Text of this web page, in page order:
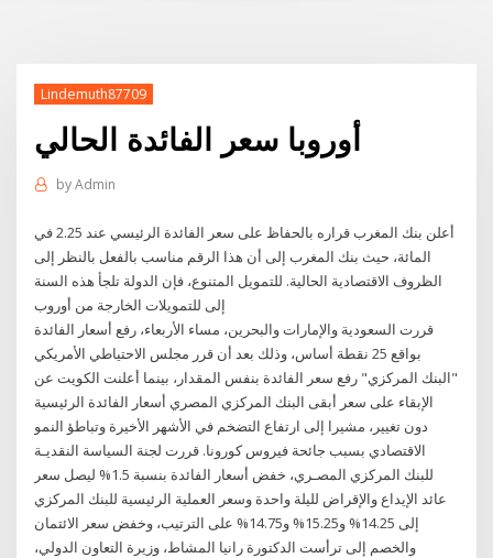
Lindemuth87709
أوروبا سعر الفائدة الحالي
byAdmin
أعلن بنك المغرب قراره بالحفاظ على سعر الفائدة الرئيسي عند 2.25 في
المائة، حيث بنك المغرب إلى أن هذا الرقم مناسب بالفعل بالنظر إلى
الظروف الاقتصادية الحالية. للتمويل المتنوع، فإن الدولة تلجأ هذه السنة
إلى للتمويلات الخارجة من أوروب
قررت السعودية والإمارات والبحرين، مساء الأربعاء، رفع أسعار الفائدة
بواقع 25 نقطة أساس، وذلك بعد أن قرر مجلس الاحتياطي الأمريكي
"البنك المركزي" رفع سعر الفائدة بنفس المقدار، بينما أعلنت الكويت عن
الإبقاء على سعر أبقى البنك المركزي المصري أسعار الفائدة الرئيسية
دون تغيير، مشيرا إلى ارتفاع التضخم في الأشهر الأخيرة وتباطؤ النمو
الاقتصادي بسبب جائحة فيروس كورونا. قررت لجنة السياسة النقديـة
للبنك المركزي المصـري، خفض أسعار الفائدة بنسبة 1.5% ليصل سعر
عائد الإيداع والإقراض لليلة واحدة وسعر العملية الرئيسية للبنك المركزي
إلى 14.25% و15.25% و14.75% على الترتيب، وخفض سعر الائتمان
والخصم إلى ترأست الدكتورة رانيا المشاط، وزيرة التعاون الدولي،